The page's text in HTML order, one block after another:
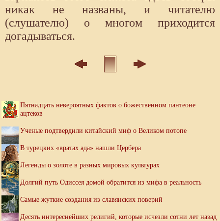
никак не названы, и читателю
(слушателю) о многом приходится
догадываться.
Пятнадцать невероятных фактов о божественном пантеоне
ацтеков
Ученые подтвердили китайский миф о Великом потопе
В турецких «вратах ада» нашли Цербера
Легенды о золоте в разных мировых культурах
Долгий путь Одиссея домой обратится из мифа в реальность
Самые жуткие создания из славянских поверий
Десять интереснейших религий, которые исчезли сотни лет назад